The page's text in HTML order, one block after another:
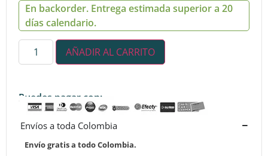
En backorder. Entrega estimada superior a 20
días calendario.
AÑADIR AL CARRITO
Puedes pagar con:
Envíos a toda Colombia
Envío gratis a todo Colombia.